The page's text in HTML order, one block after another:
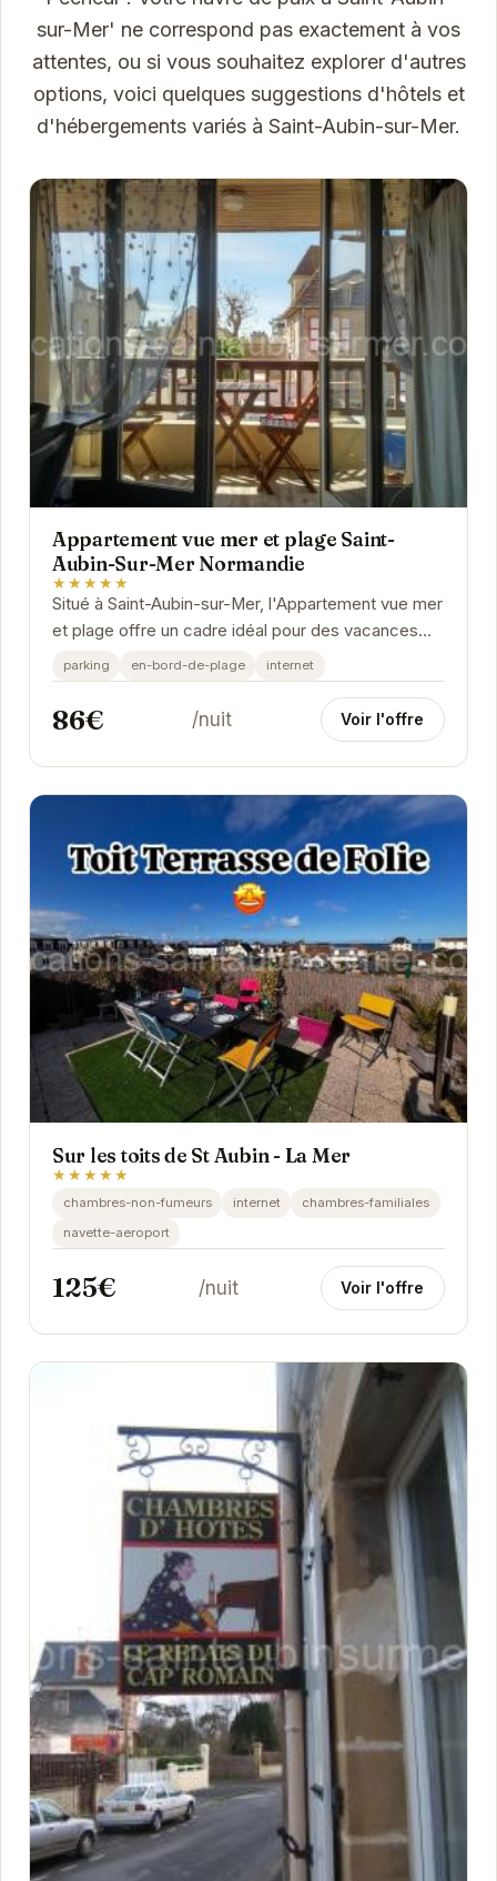
sur-Mer' ne correspond pas exactement à vos
attentes, ou si vous souhaitez explorer d'autres
options, voici quelques suggestions d'hôtels et
d'hébergements variés à Saint-Aubin-sur-Mer.
Appartement vue mer et plage Saint-
Aubin-Sur-Mer Normandie
★★★★★
Situé à Saint-Aubin-sur-Mer, l'Appartement vue mer
et plage offre un cadre idéal pour des vacances
reposantes. Avec un accès direct à la plage...
parking en-bord-de-plage internet
86€ /nuit Voir l'offre
Sur les toits de St Aubin - La Mer
★★★★★
chambres-non-fumeurs internet
chambres-familiales
navette-aeroport
125€ /nuit Voir l'offre